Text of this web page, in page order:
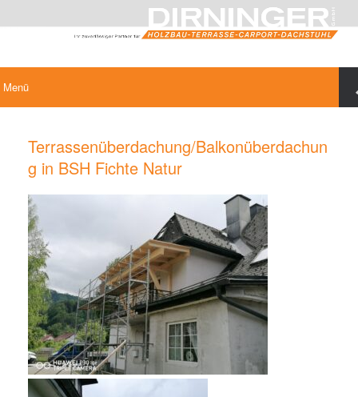
Menü
Terrassenüberdachung/Balkonüberdachun
g in BSH Fichte Natur